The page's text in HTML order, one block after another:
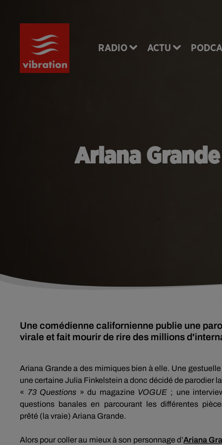
RADIO ACTU
Ariana
Une comédienne californienne publie une
virale et fait mourir de rire des millions
Ariana Grande a des mimiques bien à elle. Une
une certaine Julia Finkelstein a donc décidé de parodier
« 73 Questions » du magazine VOGUE ; une
questions banales en parcourant les différentes
prêté (la vraie) Ariana Grande.
Alors pour coller au mieux à son personnage d’Ariana